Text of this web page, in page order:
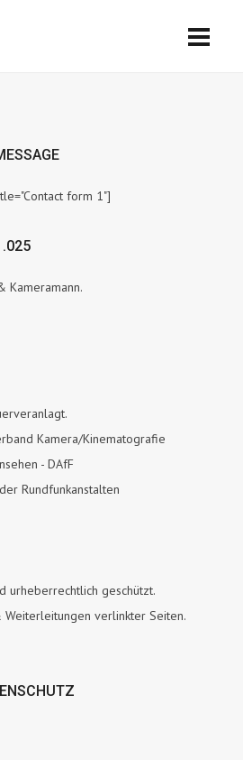
form 1"]
Kameramann.
Kamera/Kinematografie
- DAfF
Rundfunkanstalten
urheberrechtlich geschützt.
verlinkter Seiten.